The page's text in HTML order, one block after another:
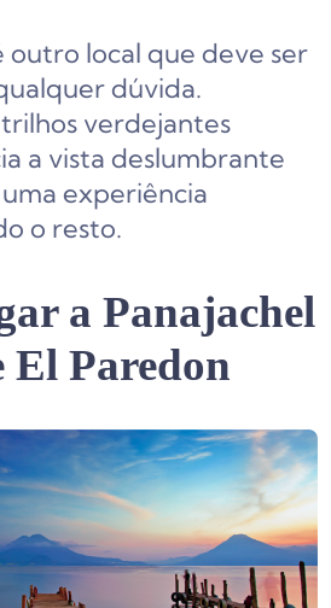
outro local que deve ser
dúvida.
verdejantes
a vista deslumbrante
experiência
o resto.
a Panajachel
Paredon